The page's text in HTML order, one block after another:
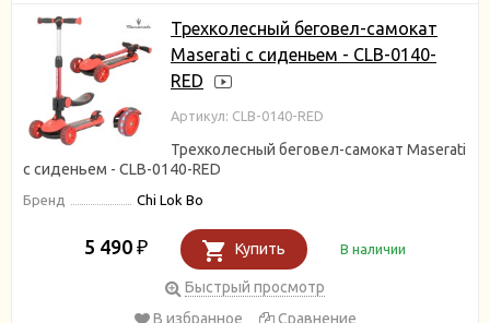
Трехколесный беговел-самокат
Maserati с сиденьем - CLB-0140-
RED
Артикул: CLB-0140-RED
Трехколесный беговел-самокат Maserati
с сиденьем - CLB-0140-RED
Бренд Chi Lok Bo
5 490 ₽ Купить В наличии
Быстрый просмотр
В избранное
Сравнение